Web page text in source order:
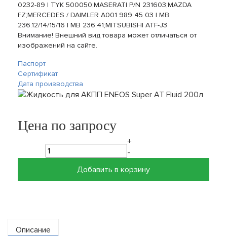
0232-89 | TYK 500050;MASERATI P/N 231603;MAZDA
FZ;MERCEDES / DAIMLER A001 989 45 03 | MB
236.12/14/15/16 | MB 236.41;MITSUBISHI ATF-J3
Внимание! Внешний вид товара может отличаться от
изображений на сайте.
Паспорт
Сертификат
Дата производства
Цена по запросу
+
-
Добавить в корзину
Описание